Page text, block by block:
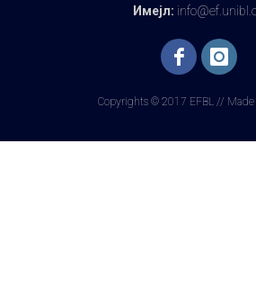
Имејл:
Copyrights © 2017 EFBL //